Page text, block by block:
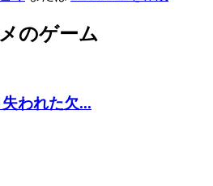
のゲーム
われた欠...